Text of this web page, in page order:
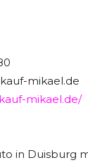
mikael.de
mikael.de/
in Duisburg